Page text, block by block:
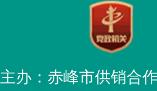
主办：赤峰市供销合